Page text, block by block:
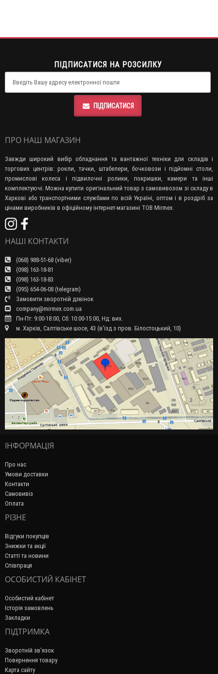
ПІДПИСАТИСЯ НА РОЗСИЛКУ
ПІДПИСАТИСЯ
ПРО НАШ МАГАЗИН
Завжди широкий вибір обладнання та вантажної техніки для складів і
торгових центрів: рокли, тачки, штабелери, бочковози і підйомні столи,
промислові колеса і підвилочні ролики, покришки, камери та інші
комплектуючі. Можна купити оригінальний товар з самовивозом зі складу в
Харкові або транспортними службами по всій Україні, оптом і в роздріб за
цінами виробників в офіційному інтернет-магазині ТОВ Mirmex.
НАШІ КОНТАКТИ
(068) 988-51-68 (viber)
(098) 163-18-81
(098) 163-18-83
(095) 654-06-08 (telegram)
Замовити зворотній дзвінок
company@mirmex.com.ua
Пн-Пт: 9:00-18:00, Сб: 10:00-15:00, Нд: вих.
м. Харків, Салтівське шосе, 43 (в'їзд з пров. Білостоцький, 10)
ІНФОРМАЦІЯ
Про нас
Умови доставки
Контакти
Самовивіз
Оплата
РІЗНЕ
Відгуки покупців
Знижки та акції
Статті та новини
Співпраця
ОСОБИСТИЙ КАБІНЕТ
Особистий кабінет
Історія замовлень
Закладки
ПІДТРИМКА
Зворотній зв’язок
Повернення товару
Карта сайту